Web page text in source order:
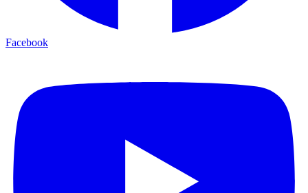
Facebook